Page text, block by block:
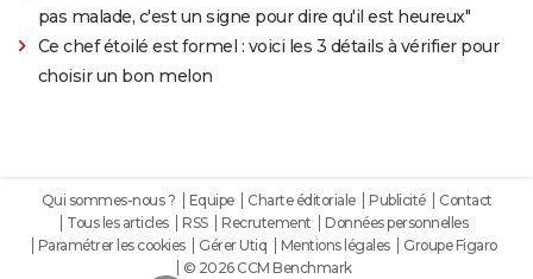
pas malade, c'est un signe pour dire qu'il est heureux"
Ce chef étoilé est formel : voici les 3 détails à vérifier pour
choisir un bon melon
Qui sommes-nous ? Equipe Charte éditoriale Publicité
Contact
Tous les articles
RSS Recrutement
Données personnelles
Paramétrer les cookies
Gérer Utiq Mentions légales
Groupe Figaro
© 2026 CCM Benchmark